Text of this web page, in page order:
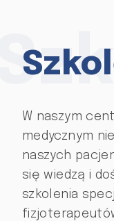
W naszym
medycznym
naszych
się wiedzą i
szkolenia